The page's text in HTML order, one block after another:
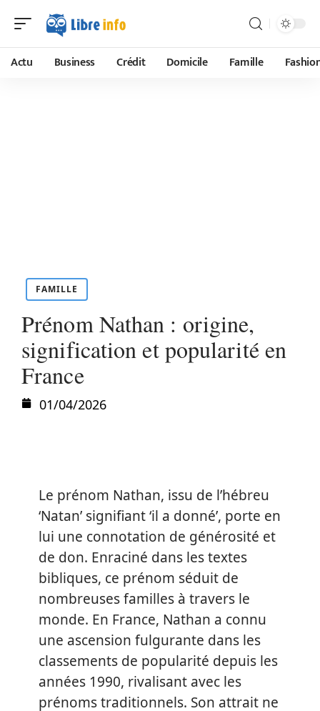
Actu Business Crédit Domicile Famille
FAMILLE
Prénom Nathan : origine,
signification et popularité en
France
01/04/2026
Le prénom Nathan, issu de l’hébreu
‘Natan’ signifiant ‘il a donné’, porte en
lui une connotation de générosité et
de don. Enraciné dans les textes
bibliques, ce prénom séduit de
nombreuses familles à travers le
monde. En France, Nathan a connu
une ascension fulgurante dans les
classements de popularité depuis les
années 1990, rivalisant avec les
prénoms traditionnels. Son attrait ne